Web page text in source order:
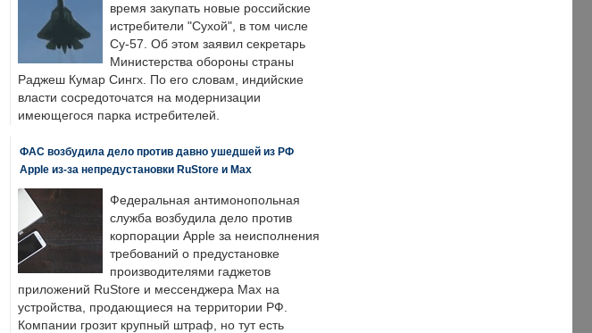
время закупать новые российские
истребители "Сухой", в том числе
Су-57. Об этом заявил секретарь
Министерства обороны страны
Раджеш Кумар Сингх. По его словам, индийские
власти сосредоточатся на модернизации
имеющегося парка истребителей.
ФАС возбудила дело против давно ушедшей из РФ
Apple из-за непредустановки RuStore и Max
Федеральная антимонопольная
служба возбудила дело против
корпорации Apple за неисполнения
требований о предустановке
производителями гаджетов
приложений RuStore и мессенджера Max на
устройства, продающиеся на территории РФ.
Компании грозит крупный штраф, но тут есть